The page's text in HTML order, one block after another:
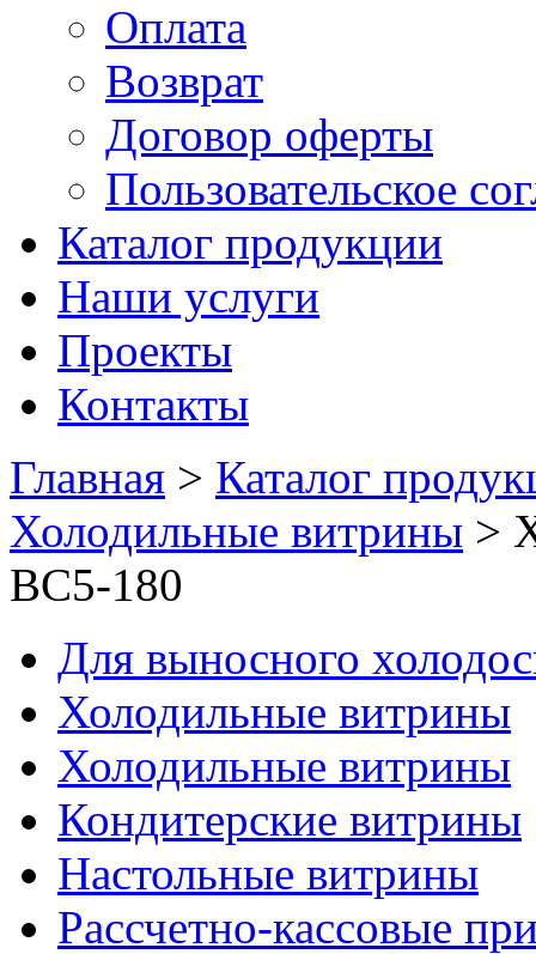
Оплата
Возврат
Договор оферты
Пользовательское
Каталог продукции
Наши услуги
Проекты
Контакты
Главная > Каталог
Холодильные витрины >
ВС5-180
Для выносного
Холодильные витрины
Холодильные витрины
Кондитерские витрины
Настольные витрины
Рассчетно-кассовые